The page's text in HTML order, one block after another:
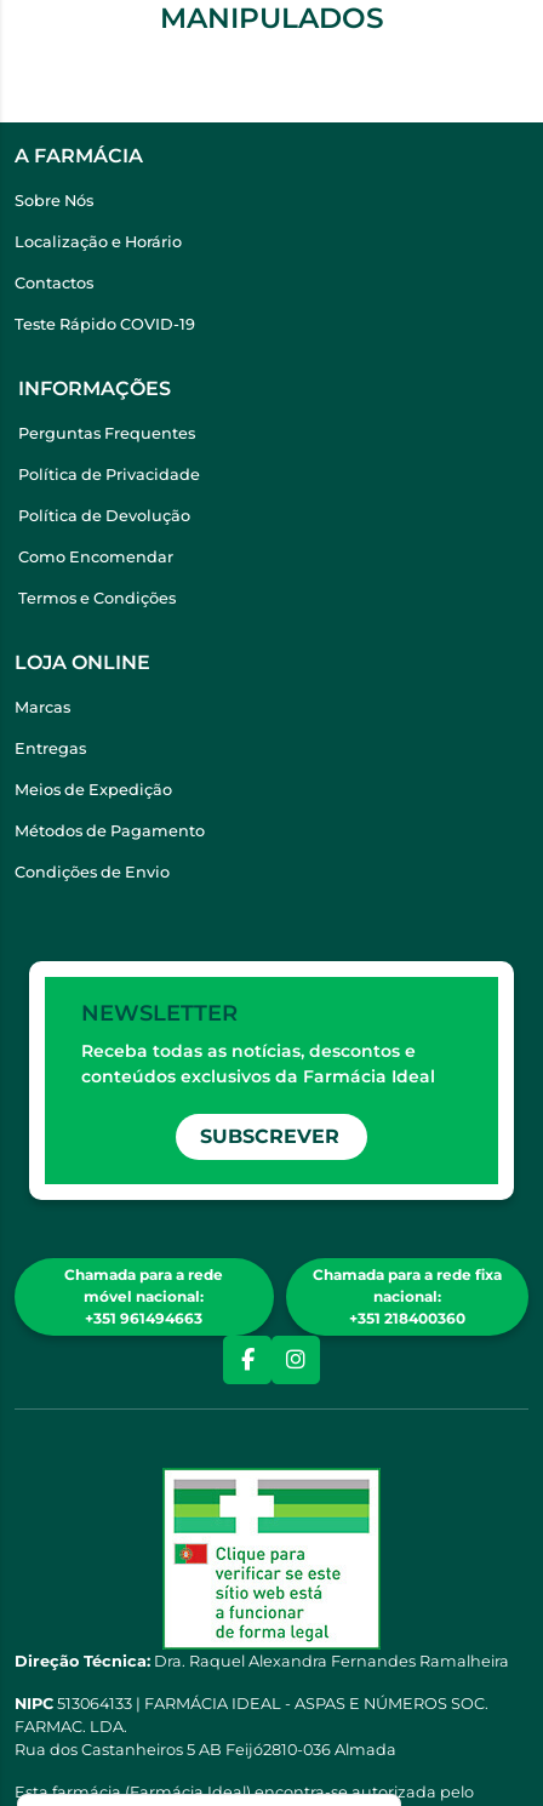
MANIPULADOS
A FARMÁCIA
Sobre Nós
Localização e Horário
Contactos
Teste Rápido COVID-19
INFORMAÇÕES
Perguntas Frequentes
Política de Privacidade
Política de Devolução
Como Encomendar
Termos e Condições
LOJA ONLINE
Marcas
Entregas
Meios de Expedição
Métodos de Pagamento
Condições de Envio
NEWSLETTER
Receba todas as notícias, descontos e
conteúdos exclusivos da Farmácia Ideal
SUBSCREVER
Chamada para a rede
móvel nacional:
+351 961494663
Chamada para a rede fixa
nacional:
+351 218400360
Direção Técnica: Dra. Raquel Alexandra Fernandes Ramalheira
NIPC 513064133 | FARMÁCIA IDEAL - ASPAS E NÚMEROS SOC.
FARMAC. LDA.
Rua dos Castanheiros 5 AB Feijó2810-036 Almada
Esta farmácia (Farmácia Ideal) encontra-se autorizada pelo